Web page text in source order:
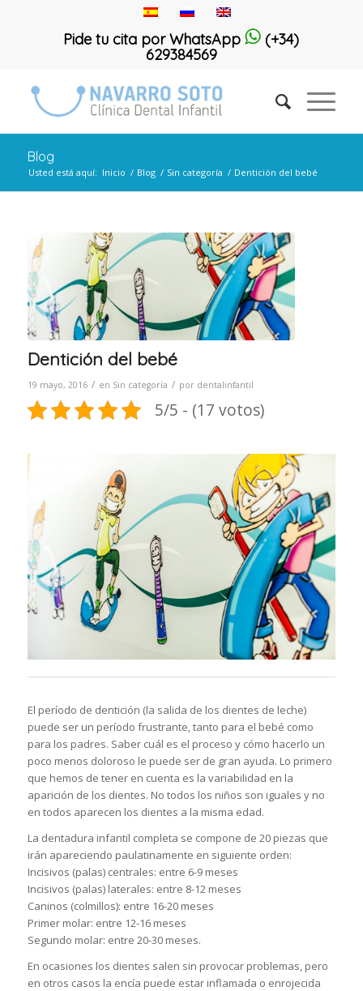
Pide tu cita por WhatsApp
(+34)
629384569
Blog
Usted está aquí: Inicio / Blog / Sin categoría / Dentición del bebé
Dentición del bebé
19 mayo, 2016 / en Sin categoría / por dentalinfantil
5/5 - (17 votos)
El período de dentición (la salida de los dientes de leche)
puede ser un período frustrante, tanto para el bebé como
para los padres. Saber cuál es el proceso y cómo hacerlo un
poco menos doloroso le puede ser de gran ayuda. Lo primero
que hemos de tener en cuenta es la variabilidad en la
aparición de los dientes. No todos los niños son iguales y no
en todos aparecen los dientes a la misma edad.
La dentadura infantil completa se compone de 20 piezas que
irán apareciendo paulatinamente en siguiente orden:
Incisivos (palas) centrales: entre 6-9 meses
Incisivos (palas) laterales: entre 8-12 meses
Caninos (colmillos): entre 16-20 meses
Primer molar: entre 12-16 meses
Segundo molar: entre 20-30 meses.
En ocasiones los dientes salen sin provocar problemas, pero
en otros casos la encía puede estar inflamada o enrojecida